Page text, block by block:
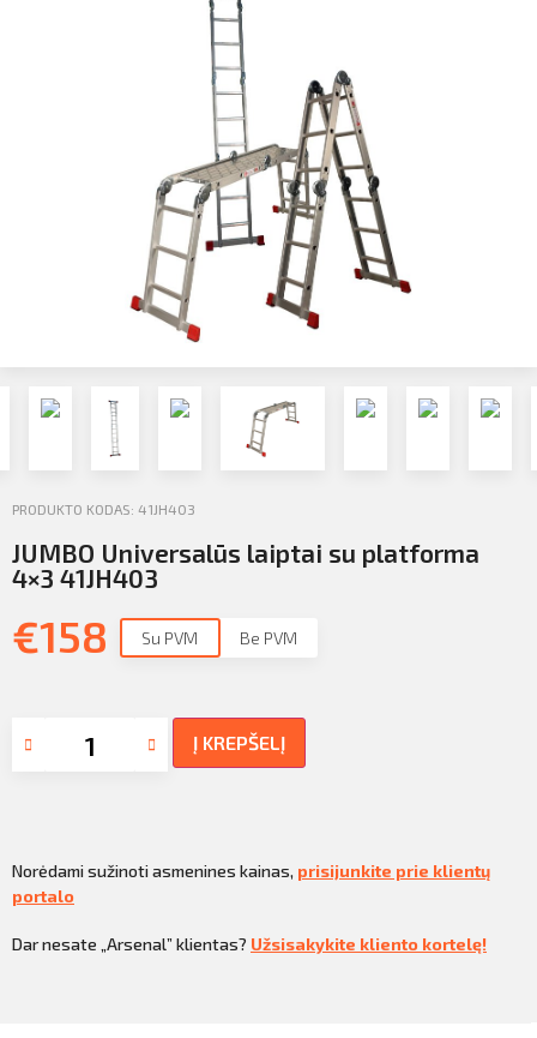
SIŲSTI
PRODUKTO KODAS: 41JH403
JUMBO Universalūs laiptai su platforma
4×3 41JH403
€158 Su PVM Be PVM
Į KREPŠELĮ
Norėdami sužinoti asmenines kainas, prisijunkite prie klientų
portalo
Dar nesate „Arsenal” klientas? Užsisakykite kliento kortelę!